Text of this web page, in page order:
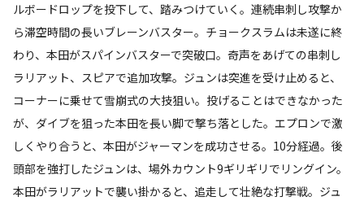
ルボードロップを投下して、踏みつけていく。連続串刺し攻撃か
ら滞空時間の長いブレーンバスター。チョークスラムは未遂に終
わり、本田がスパインバスターで突破口。奇声をあげての串刺し
ラリアット、スピアで追加攻撃。ジュンは突進を受け止めると、
コーナーに乗せて雪崩式の大技狙い。投げることはできなかった
が、ダイブを狙った本田を長い脚で撃ち落とした。エプロンで激
しくやり合うと、本田がジャーマンを成功させる。10分経過。後
頭部を強打したジュンは、場外カウント9ギリギリでリングイン。
本田がラリアットで襲い掛かると、追走して壮絶な打撃戦。ジュ